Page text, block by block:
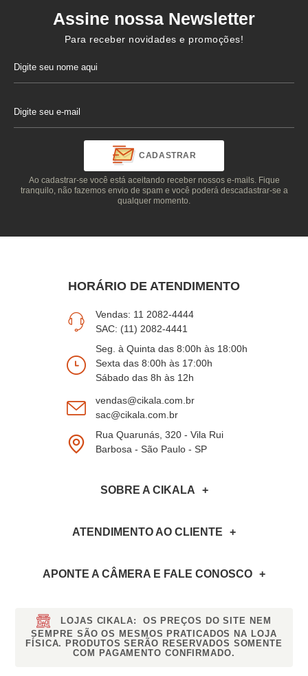
Assine nossa Newsletter
Para receber novidades e promoções!
CADASTRAR
Ao cadastrar-se você está aceitando receber nossos e-mails. Fique
tranquilo, não fazemos envio de spam e você poderá descadastrar-se a
qualquer momento.
HORÁRIO DE ATENDIMENTO
Vendas: 11 2082-4444
SAC: (11) 2082-4441
Seg. à Quinta das 8:00h às 18:00h
Sexta das 8:00h às 17:00h
Sábado das 8h às 12h
vendas@cikala.com.br
sac@cikala.com.br
Rua Quarunás, 320 - Vila Rui
Barbosa - São Paulo - SP
SOBRE A CIKALA
ATENDIMENTO AO CLIENTE
APONTE A CÂMERA E FALE CONOSCO
LOJAS CIKALA:
OS PREÇOS DO SITE NEM
SEMPRE SÃO OS MESMOS PRATICADOS NA LOJA
FÍSICA. PRODUTOS SERÃO RESERVADOS SOMENTE
COM PAGAMENTO CONFIRMADO.